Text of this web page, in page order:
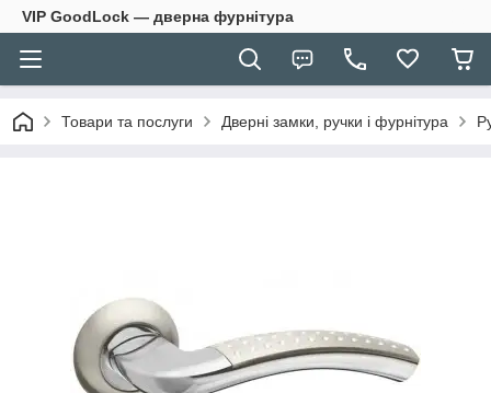
VIP GoodLock — дверна фурнітура
Товари та послуги Дверні замки, ручки і фурнітура